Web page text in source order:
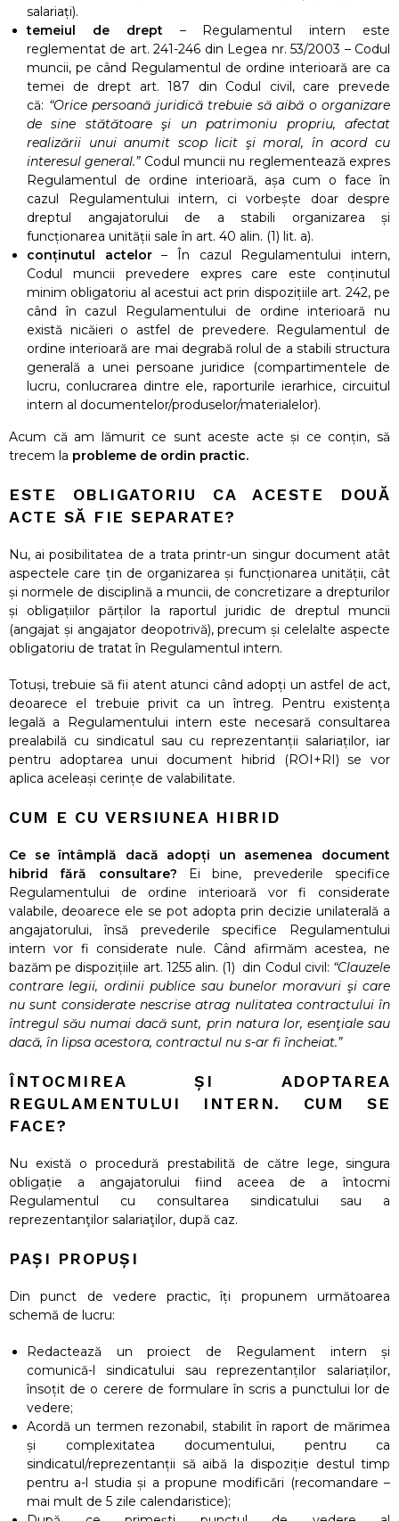
salariați).
temeiul de drept– Regulamentul intern este
reglementat de art. 241-246 din Legea nr. 53/2003 – Codul
muncii, pe când Regulamentul de ordine interioară are ca
temei de drept art. 187 din Codul civil, care prevede
că: “Orice persoană juridică trebuie să aibă o organizare
de sine stătătoare şi un patrimoniu propriu, afectat
realizării unui anumit scop licit şi moral, în acord cu
interesul general.”Codul muncii nu reglementează expres
Regulamentul de ordine interioară, așa cum o face în
cazul Regulamentului intern, ci vorbește doar despre
dreptul angajatorului de a stabili organizarea și
funcționarea unității sale în art. 40 alin. (1) lit. a).
conținutul actelor– În cazul Regulamentului intern,
Codul muncii prevedere expres care este conținutul
minim obligatoriu al acestui act prin dispozițiile art. 242, pe
când în cazul Regulamentului de ordine interioară nu
există nicăieri o astfel de prevedere. Regulamentul de
ordine interioară are mai degrabă rolul de a stabili structura
generală a unei persoane juridice (compartimentele de
lucru, conlucrarea dintre ele, raporturile ierarhice, circuitul
intern al documentelor/produselor/materialelor).
Acum că am lămurit ce sunt aceste acte și ce conțin, să
trecem la probleme de ordin practic.
ESTE OBLIGATORIU CA ACESTE DOUĂ
ACTE SĂ FIE SEPARATE?
Nu, ai posibilitatea de a trata printr-un singur document atât
aspectele care țin de organizarea și funcționarea unității, cât
și normele de disciplină a muncii, de concretizare a drepturilor
și obligațiilor părților la raportul juridic de dreptul muncii
(angajat și angajator deopotrivă), precum și celelalte aspecte
obligatoriu de tratat în Regulamentul intern.
Totuși, trebuie să fii atent atunci când adopți un astfel de act,
deoarece el trebuie privit ca un întreg. Pentru existența
legală a Regulamentului intern este necesară consultarea
prealabilă cu sindicatul sau cu reprezentanții salariaților, iar
pentru adoptarea unui document hibrid (ROI+RI) se vor
aplica aceleași cerințe de valabilitate.
CUM E CU VERSIUNEA HIBRID
Ce se întâmplă dacă adopți un asemenea document
hibrid fără consultare? Ei bine, prevederile specifice
Regulamentului de ordine interioară vor fi considerate
valabile, deoarece ele se pot adopta prin decizie unilaterală a
angajatorului, însă prevederile specifice Regulamentului
intern vor fi considerate nule. Când afirmăm acestea, ne
bazăm pe dispozițiile art. 1255 alin. (1) din Codul civil: “Clauzele
contrare legii, ordinii publice sau bunelor moravuri şi care
nu sunt considerate nescrise atrag nulitatea contractului în
întregul său numai dacă sunt, prin natura lor, esenţiale sau
dacă, în lipsa acestora, contractul nu s-ar fi încheiat.”
ÎNTOCMIREA ȘI ADOPTAREA
REGULAMENTULUI INTERN. CUM SE
FACE?
Nu există o procedură prestabilită de către lege, singura
obligație a angajatorului fiind aceea de a întocmi
Regulamentul cu consultarea sindicatului sau a
reprezentanţilor salariaţilor, după caz.
PAȘI PROPUȘI
Din punct de vedere practic, îți propunem următoarea
schemă de lucru:
Redactează un proiect de Regulament intern și
comunică-l sindicatului sau reprezentanților salariaților,
însoțit de o cerere de formulare în scris a punctului lor de
vedere;
Acordă un termen rezonabil, stabilit în raport de mărimea
și complexitatea documentului, pentru ca
sindicatul/reprezentanții să aibă la dispoziție destul timp
pentru a-l studia și a propune modificări (recomandare –
mai mult de 5 zile calendaristice);